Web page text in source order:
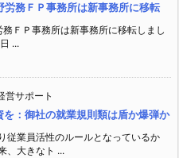
務ＦＰ事務所は新事務所に移転
ＦＰ事務所は新事務所に移転しまし
...
営サポート
を：御社の就業規則類は盾か爆弾か
従業員活性のルールとなっているか
、大きなト ...